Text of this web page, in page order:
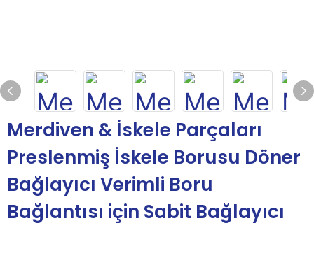
Merdiven & İskele Parçaları
Preslenmiş İskele Borusu Döner
Bağlayıcı Verimli Boru
Bağlantısı için Sabit Bağlayıcı